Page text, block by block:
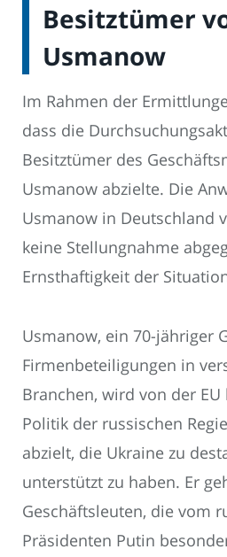
Besitztümer
Usmanow
Im Rahmen der
dass die
Besitztümer des
Usmanow abzielte. Die
Usmanow in Deutschland
keine Stellungnahme
Ernsthaftigkeit der
Usmanow, ein 70-jähriger
Firmenbeteiligungen in
Branchen, wird von der
Politik der russischen
abzielt, die Ukraine zu
unterstützt zu haben. Er
Geschäftsleuten, die vom
Präsidenten Putin